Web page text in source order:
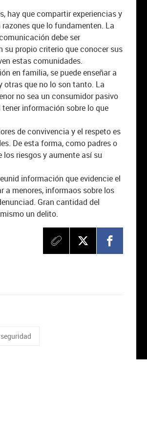
hay que compartir experiencias y
que lo fundamenten. La
debe ser
su propio criterio que conocer sus
estas comunidades.
en familia, se puede enseñar a
que no lo son tanto. La
no sea un consumidor pasivo
información sobre lo que
de convivencia y el respeto es
De esta forma, como padres o
riesgos y aumente así su
información que evidencie el
a menores, informaos sobre los
Gran cantidad del
un delito.